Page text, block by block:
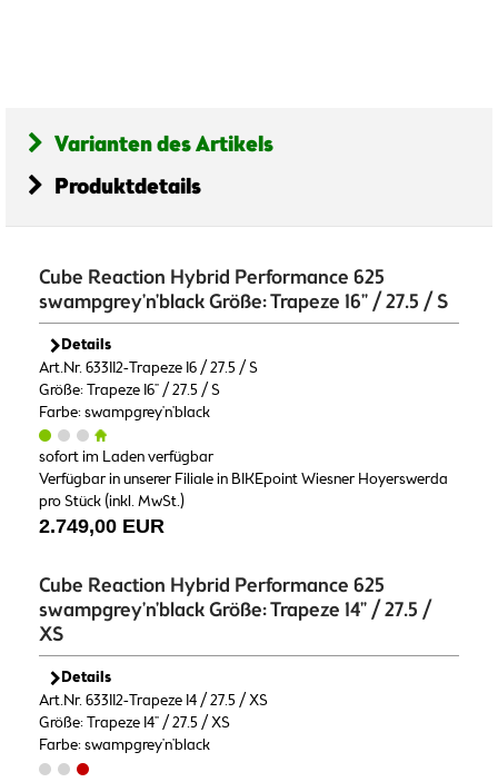
Varianten des Artikels
Produktdetails
Cube Reaction Hybrid Performance 625
swampgrey'n'black Größe: Trapeze 16" / 27.5 / S
Details
Art.Nr. 633112-Trapeze 16 / 27.5 / S
Größe: Trapeze 16" / 27.5 / S
Farbe: swampgrey'n'black
sofort im Laden verfügbar
Verfügbar in unserer Filiale in BIKEpoint Wiesner Hoyerswerda
pro Stück (inkl. MwSt.)
2.749,00 EUR
Cube Reaction Hybrid Performance 625
swampgrey'n'black Größe: Trapeze 14" / 27.5 /
XS
Details
Art.Nr. 633112-Trapeze 14 / 27.5 / XS
Größe: Trapeze 14" / 27.5 / XS
Farbe: swampgrey'n'black